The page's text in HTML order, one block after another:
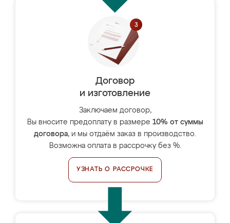
Договор
и изготовление
Заключаем договор,
Вы вносите предоплату в размере 10% от суммы
договора, и мы отдаём заказ в производство.
Возможна оплата в рассрочку без %.
УЗНАТЬ О РАССРОЧКЕ